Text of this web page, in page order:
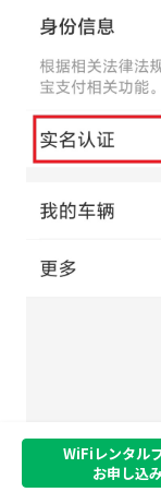
WiFiレンタル
お申し込み